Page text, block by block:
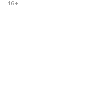
16+